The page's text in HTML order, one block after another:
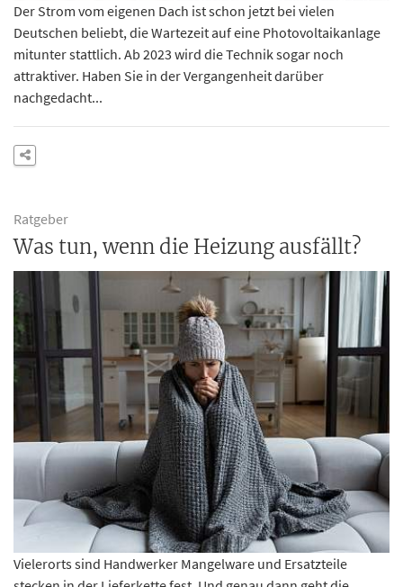
Der Strom vom eigenen Dach ist schon jetzt bei vielen
Deutschen beliebt, die Wartezeit auf eine Photovoltaikanlage
mitunter stattlich. Ab 2023 wird die Technik sogar noch
attraktiver. Haben Sie in der Vergangenheit darüber
nachgedacht...
Ratgeber
Was tun, wenn die Heizung ausfällt?
Vielerorts sind Handwerker Mangelware und Ersatzteile